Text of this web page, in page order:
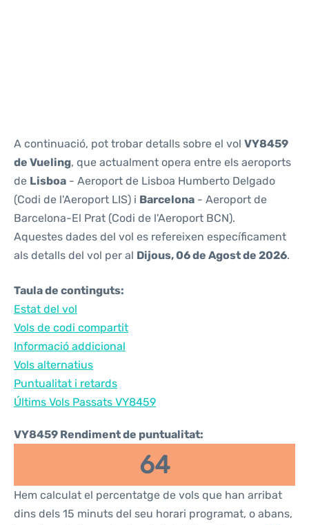
A continuació, pot trobar detalls sobre el vol VY8459
de Vueling, que actualment opera entre els aeroports
de Lisboa - Aeroport de Lisboa Humberto Delgado
(Codi de l'Aeroport LIS) i Barcelona - Aeroport de
Barcelona-El Prat (Codi de l'Aeroport BCN).
Aquestes dades del vol es refereixen específicament
als detalls del vol per al Dijous, 06 de Agost de 2026.
Taula de continguts:
Estat del vol
Vols de codi compartit
Informació addicional
Vols alternatius
Puntualitat i retards
Últims Vols Passats VY8459
VY8459 Rendiment de puntualitat:
64
Hem calculat el percentatge de vols que han arribat
dins dels 15 minuts del seu horari programat, o abans,